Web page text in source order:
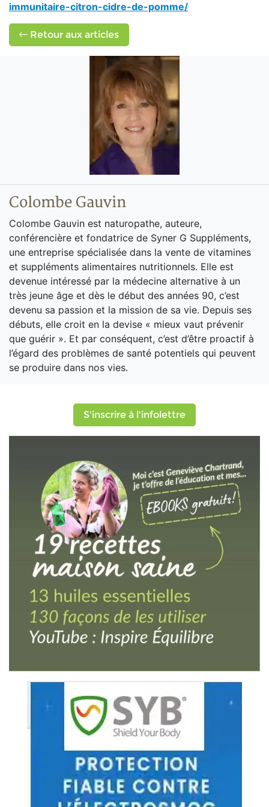
immunitaire-citron-cidre-de-pomme/
Retour aux articles
Colombe Gauvin
Colombe Gauvin est naturopathe, auteure,
conférencière et fondatrice de Syner G Suppléments,
une entreprise spécialisée dans la vente de vitamines
et suppléments alimentaires nutritionnels. Elle est
devenue intéressé par la médecine alternative à un
très jeune âge et dès le début des années 90, c’est
devenu sa passion et la mission de sa vie. Depuis ses
débuts, elle croit en la devise « mieux vaut prévenir
que guérir ». Et par conséquent, c’est d’être proactif à
l’égard des problèmes de santé potentiels qui peuvent
se produire dans nos vies.
S'inscrire à l'infolettre